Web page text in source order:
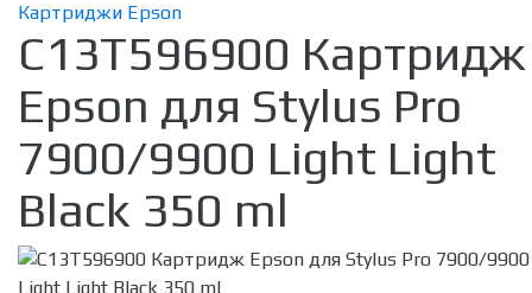
Картриджи Epson
C13T596900 Картридж
Epson для Stylus Pro
7900/9900 Light Light
Black 350 ml